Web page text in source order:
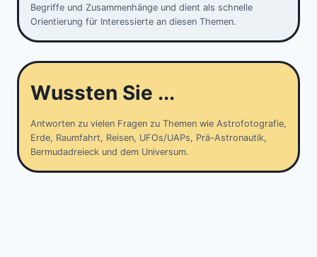
Begriffe und Zusammenhänge und dient als schnelle
Orientierung für Interessierte an diesen Themen.
Wussten Sie ...
Antworten zu vielen Fragen zu Themen wie Astrofotografie,
Erde, Raumfahrt, Reisen, UFOs/UAPs, Prä-Astronautik,
Bermudadreieck und dem Universum.